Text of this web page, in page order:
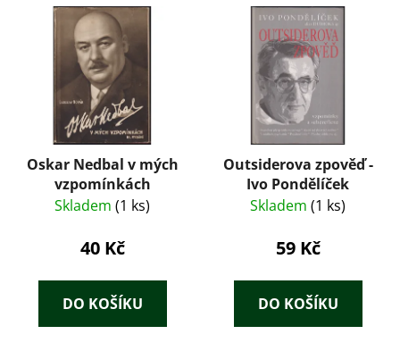
Oskar Nedbal v mých
vzpomínkách
Skladem (1 ks)
40 Kč
DO KOŠÍKU
Outsiderova zpověď -
Ivo Pondělíček
Skladem (1 ks)
59 Kč
DO KOŠÍKU